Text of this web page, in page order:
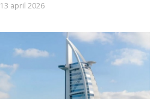
13 april 2026